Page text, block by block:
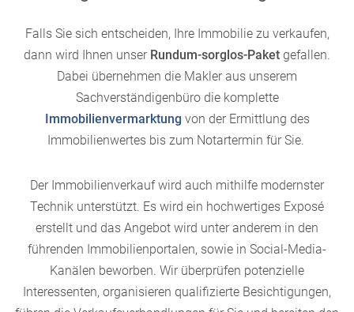
Falls Sie sich entscheiden, Ihre Immobilie zu verkaufen,
dann wird Ihnen unser Rundum-sorglos-Paket gefallen.
Dabei übernehmen die Makler aus unserem
Sachverständigenbüro die komplette
Immobilienvermarktung von der Ermittlung des
Immobilienwertes bis zum Notartermin für Sie.
Der Immobilienverkauf wird auch mithilfe modernster
Technik unterstützt. Es wird ein hochwertiges Exposé
erstellt und das Angebot wird unter anderem in den
führenden Immobilienportalen, sowie in Social-Media-
Kanälen beworben. Wir überprüfen potenzielle
Interessenten, organisieren qualifizierte Besichtigungen,